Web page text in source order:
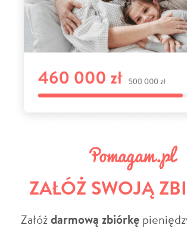
ZAŁÓŻ SWOJĄ
Załóżdarmową zbiórkę